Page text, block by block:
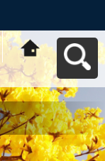
八王子ｺﾐｭﾆﾃｨ活
動応援ｻｲﾄ はち
コミねっとへ戻
る